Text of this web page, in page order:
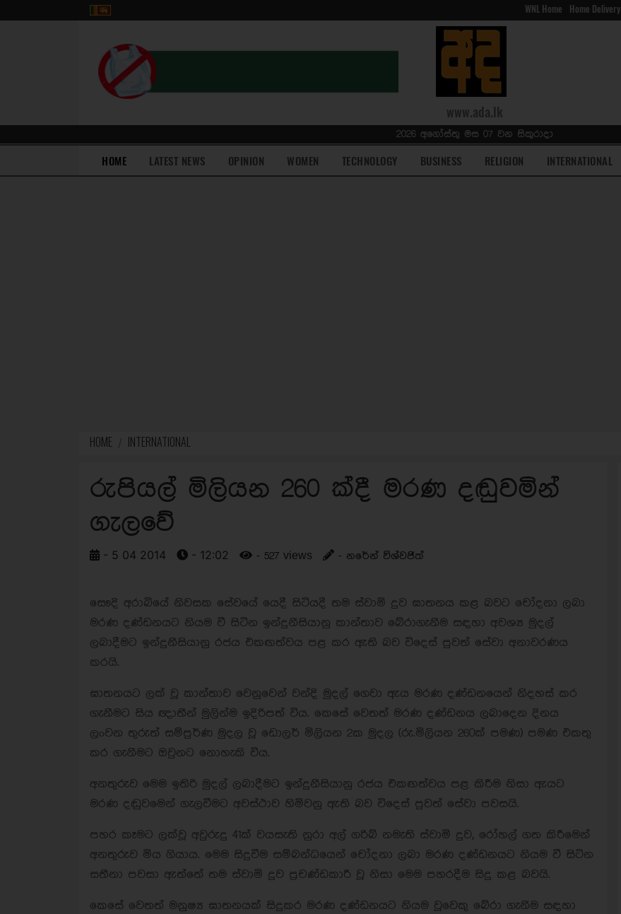
WNL Home Home Delivery
www.ada.lk
2026 අගෝස්තු මස 07 වන සිකුරාදා
HOME(current)LATEST NEWS OPINION WOMEN TECHNOLOGY BUSINESS RELIGION INTERNATIONAL
HOME INTERNATIONAL
රුපියල් මිලියන 260 ක්දී මරණ දඬුවමින්
ගැලවේ
- 5 04 2014 - 12:02 - 527 views - නරේන් විශ්වජිත්
සෞදි අරාබියේ නිවසක සේවයේ යෙදී සිටියදී තම ස්වාමි දුව ඝාතනය කළ බවට චෝදනා ලබා
මරණ දණ්ඩනයට නියම වී සිටින ඉන්දුනීසියානු කාන්තාව බේරාගැනීම සඳහා අවශ්‍ය මුදල්
ලබාදීමට ඉන්දුනීසියානු රජය එකඟත්වය පළ කර ඇති බව විදෙස් පුවත් සේවා අනාවරණය
කරයි.
ඝාතනයට ලක් වූ කාන්තාව වෙනුවෙන් වන්දි මුදල් ගෙවා ඇය මරණ දණ්ඩනයෙන් නිදහස් කර
ගැනීමට සිය ඥාතීන් මුලින්ම ඉදිරිපත් විය. කෙසේ වෙතත් මරණ දණ්ඩනය ලබාදෙන දිනය
ලංවන තුරුත් සම්පුර්ණ මුදල වූ ඩොලර් මිලියන 2ක මුදල (රු.මිලියන 260ක් පමණ) පමණ එකතු
කර ගැනීමට ඔවුනට නොහැකි විය.
අනතුරුව මෙම ඉතිරි මුදල් ලබාදීමට ඉන්දුනීසියානු රජය එකඟත්වය පළ කිරීම නිසා ඇයට
මරණ දඬුවමෙන් ගැලවීමට අවස්ථාව හිමිවනු ඇති බව විදෙස් පුවත් සේවා පවසයි.
පහර කෑමට ලක්වූ අවුරුදු 41ක් වයසැති නුරා අල් ගරිබ් නමැති ස්වාමි දුව, රෝහල් ගත කිරීමෙන්
අනතුරුව මිය ගියාය. මෙම සිදුවීම සම්බන්ධයෙන් චෝදනා ලබා මරණ දණ්ඩනයට නියම වී සිටින
සතීනා පවසා ඇත්තේ තම ස්වාමි දුව ප්‍රචණ්ඩකාරී වූ නිසා මෙම පහරදීම සිදු කළ බවයි.
කෙසේ වෙතත් මනුෂ්‍ය ඝාතනයක් සිදුකර මරණ දණ්ඩනයට නියම වූවෙකු බේරා ගැනීම සඳහා